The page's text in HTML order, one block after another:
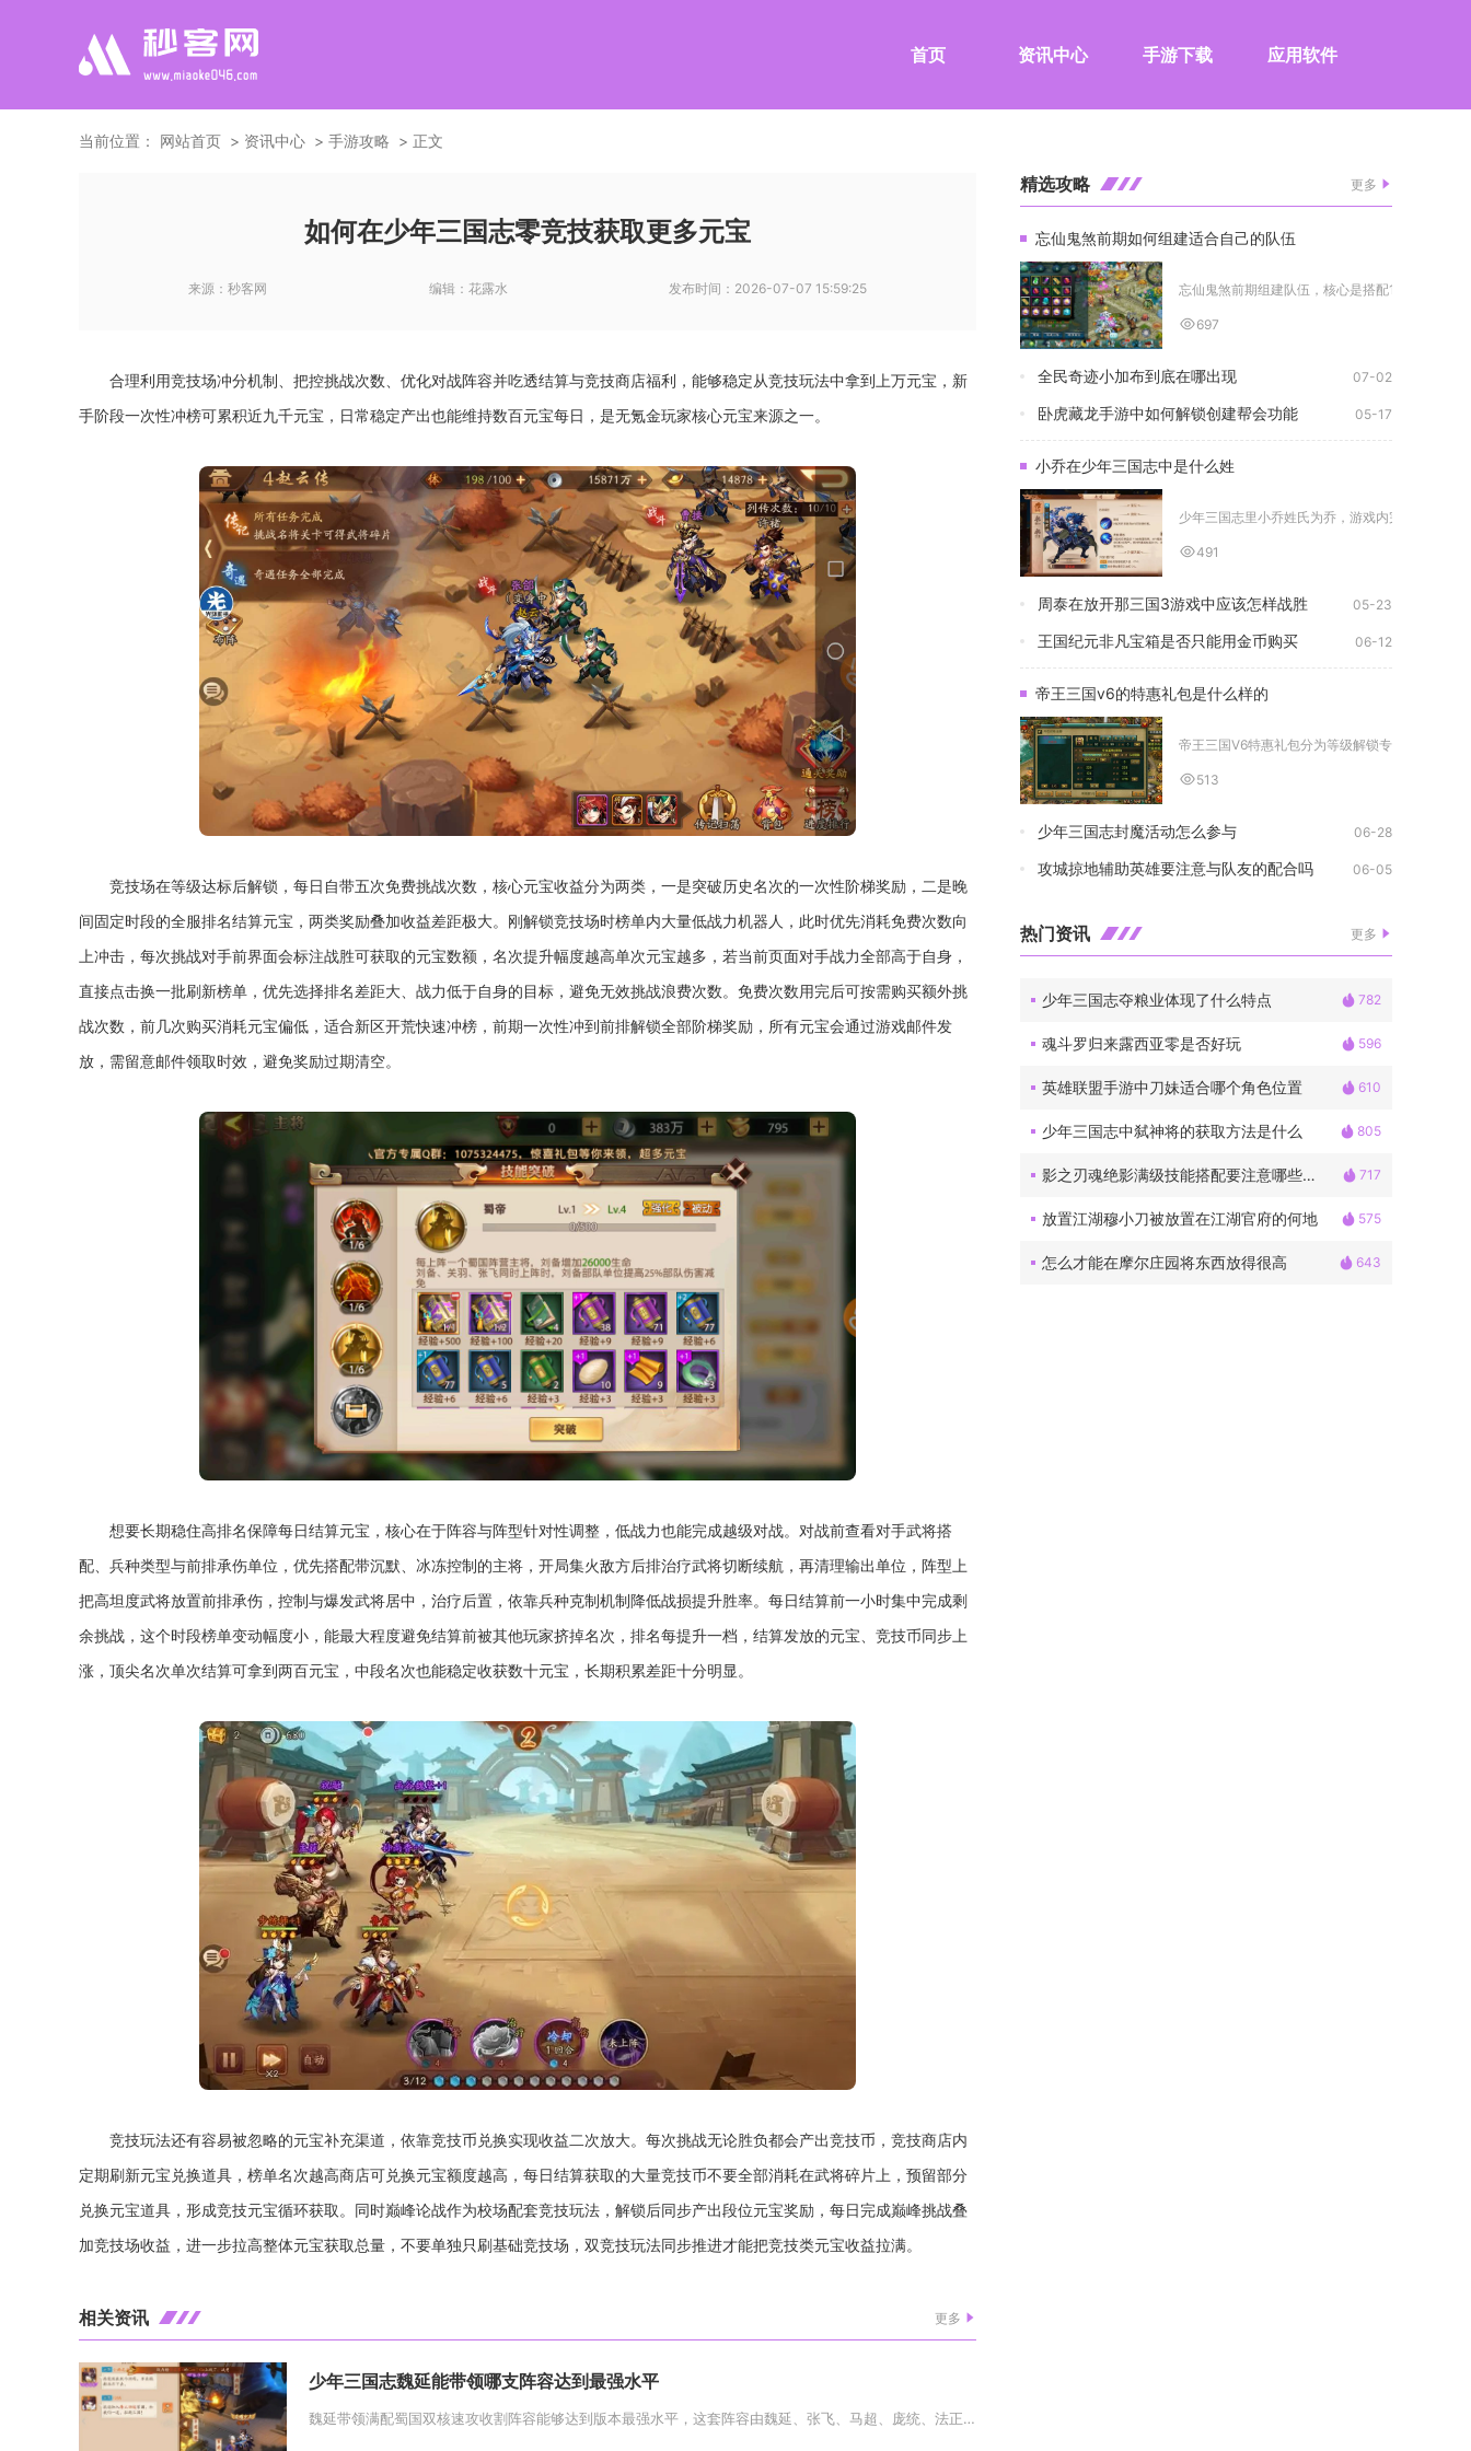
首页 资讯中心 手游下载 应用软件
当前位置： 网站首页 资讯中心 手游攻略 正文
如何在少年三国志零竞技获取更多元宝
来源： 秒客网 编辑： 花露水 发布时间： 2026-07-07 15:59:25
合理利用竞技场冲分机制、把控挑战次数、优化对战阵容并吃透结算与竞技商店福利，能够稳定从竞技玩法中拿到上万元宝，新
手阶段一次性冲榜可累积近九千元宝，日常稳定产出也能维持数百元宝每日，是无氪金玩家核心元宝来源之一。
竞技场在等级达标后解锁，每日自带五次免费挑战次数，核心元宝收益分为两类，一是突破历史名次的一次性阶梯奖励，二是晚
间固定时段的全服排名结算元宝，两类奖励叠加收益差距极大。刚解锁竞技场时榜单内大量低战力机器人，此时优先消耗免费次数向
上冲击，每次挑战对手前界面会标注战胜可获取的元宝数额，名次提升幅度越高单次元宝越多，若当前页面对手战力全部高于自身，
直接点击换一批刷新榜单，优先选择排名差距大、战力低于自身的目标，避免无效挑战浪费次数。免费次数用完后可按需购买额外挑
战次数，前几次购买消耗元宝偏低，适合新区开荒快速冲榜，前期一次性冲到前排解锁全部阶梯奖励，所有元宝会通过游戏邮件发
放，需留意邮件领取时效，避免奖励过期清空。
想要长期稳住高排名保障每日结算元宝，核心在于阵容与阵型针对性调整，低战力也能完成越级对战。对战前查看对手武将搭
配、兵种类型与前排承伤单位，优先搭配带沉默、冰冻控制的主将，开局集火敌方后排治疗武将切断续航，再清理输出单位，阵型上
把高坦度武将放置前排承伤，控制与爆发武将居中，治疗后置，依靠兵种克制机制降低战损提升胜率。每日结算前一小时集中完成剩
余挑战，这个时段榜单变动幅度小，能最大程度避免结算前被其他玩家挤掉名次，排名每提升一档，结算发放的元宝、竞技币同步上
涨，顶尖名次单次结算可拿到两百元宝，中段名次也能稳定收获数十元宝，长期积累差距十分明显。
竞技玩法还有容易被忽略的元宝补充渠道，依靠竞技币兑换实现收益二次放大。每次挑战无论胜负都会产出竞技币，竞技商店内
定期刷新元宝兑换道具，榜单名次越高商店可兑换元宝额度越高，每日结算获取的大量竞技币不要全部消耗在武将碎片上，预留部分
兑换元宝道具，形成竞技元宝循环获取。同时巅峰论战作为校场配套竞技玩法，解锁后同步产出段位元宝奖励，每日完成巅峰挑战叠
加竞技场收益，进一步拉高整体元宝获取总量，不要单独只刷基础竞技场，双竞技玩法同步推进才能把竞技类元宝收益拉满。
相关资讯 更多
少年三国志魏延能带领哪支阵容达到最强水平
魏延带领满配蜀国双核速攻收割阵容能够达到版本最强水平，这套阵容由魏延、张飞、马超、庞统、法正组成，兼顾前排承伤、群体破甲...
精选攻略 更多
忘仙鬼煞前期如何组建适合自己的队伍
忘仙鬼煞前期组建队伍，核心是搭配1名斗罗前排
697
全民奇迹小加布到底在哪出现 07-02
卧虎藏龙手游中如何解锁创建帮会功能 05-17
小乔在少年三国志中是什么姓
少年三国志里小乔姓氏为乔，游戏内完整设定贴
491
周泰在放开那三国3游戏中应该怎样战胜 05-23
王国纪元非凡宝箱是否只能用金币购买 06-12
帝王三国v6的特惠礼包是什么样的
帝王三国V6特惠礼包分为等级解锁专属礼包、周
513
少年三国志封魔活动怎么参与 06-28
攻城掠地辅助英雄要注意与队友的配合吗 06-05
热门资讯 更多
少年三国志夺粮业体现了什么特点 782
魂斗罗归来露西亚零是否好玩 596
英雄联盟手游中刀妹适合哪个角色位置 610
少年三国志中弑神将的获取方法是什么 805
影之刃魂绝影满级技能搭配要注意哪些问题 717
放置江湖穆小刀被放置在江湖官府的何地 575
怎么才能在摩尔庄园将东西放得很高 643